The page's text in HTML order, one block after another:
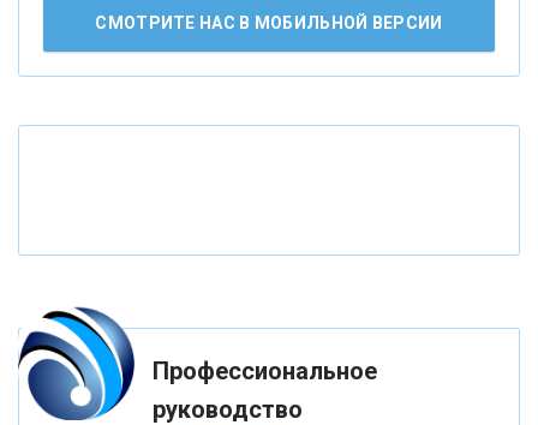
«ВНЕШПРОМБАНК»
«БАНК ЮГРА»
«ТРАСТ»
«ГАЗПРОМБАНК»
СМОТРИТЕ НАС В МОБИЛЬНОЙ ВЕРСИИ
Профессиональное
руководство